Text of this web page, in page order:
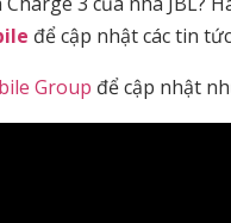
để cập nhật các tin
Group để cập nhật